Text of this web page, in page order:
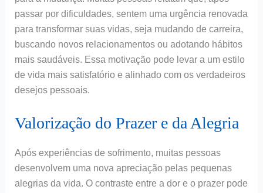
passar por dificuldades, sentem uma urgência renovada
para transformar suas vidas, seja mudando de carreira,
buscando novos relacionamentos ou adotando hábitos
mais saudáveis. Essa motivação pode levar a um estilo
de vida mais satisfatório e alinhado com os verdadeiros
desejos pessoais.
Valorização do Prazer e da Alegria
Após experiências de sofrimento, muitas pessoas
desenvolvem uma nova apreciação pelas pequenas
alegrias da vida. O contraste entre a dor e o prazer pode